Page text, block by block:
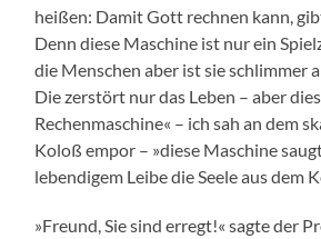
heißen: Damit Gott rechnen kann,
Denn diese Maschine ist nur ein
die Menschen aber ist sie schlimmer
Die zerstört nur das Leben – aber
Rechenmaschine« – ich sah an dem
Koloß empor – »diese Maschine
lebendigem Leibe die Seele aus dem
»Freund, Sie sind erregt!« sagte der